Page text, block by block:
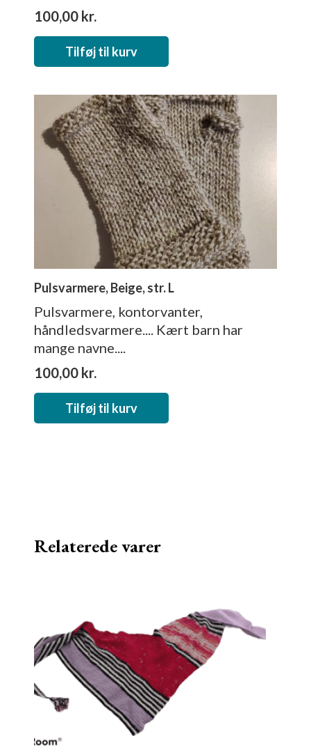
100,00 kr.
Tilføj til kurv
Pulsvarmere, Beige, str. L
Pulsvarmere, kontorvanter,
håndledsvarmere.... Kært barn har
mange navne....
100,00 kr.
Tilføj til kurv
Relaterede varer